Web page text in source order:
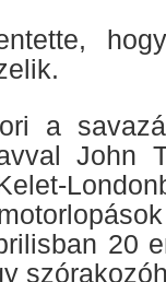
a
John
20